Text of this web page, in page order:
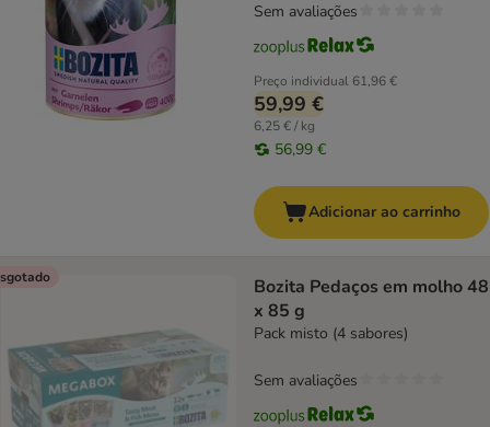
Preço individual 61,96 €
59,99 €
6,25 € / kg
56,99 €
Sem avaliações
Adicionar ao carrinho
Bozita Pedaços em molho 48
x 85 g
Pack misto (4 sabores)
Sem avaliações